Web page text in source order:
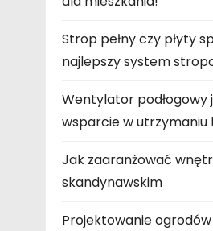
Strop pełny czy płyty
najlepszy system
Wentylator podłogowy
wsparcie w
Jak zaaranżować
skandynawskim
Projektowanie